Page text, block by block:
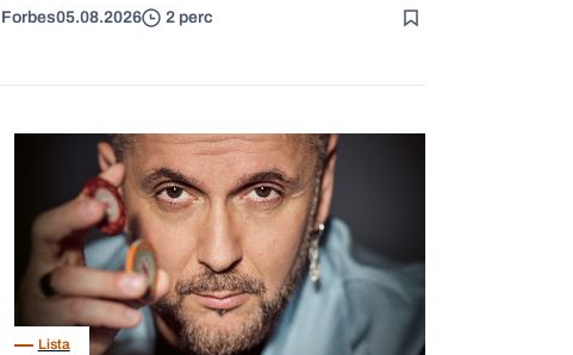
Forbes05.08.2026 2 perc
Lista